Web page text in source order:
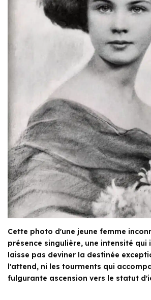
Cette photo d'une jeune femme
présence singulière, une intensité qui
laisse pas deviner la destinée
l'attend, ni les tourments qui
fulgurante ascension vers le statut